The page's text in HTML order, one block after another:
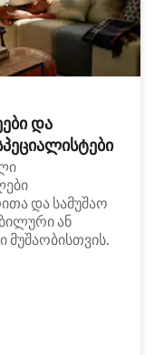
და
და სამუშაო
ან
მუშაობისთვის.